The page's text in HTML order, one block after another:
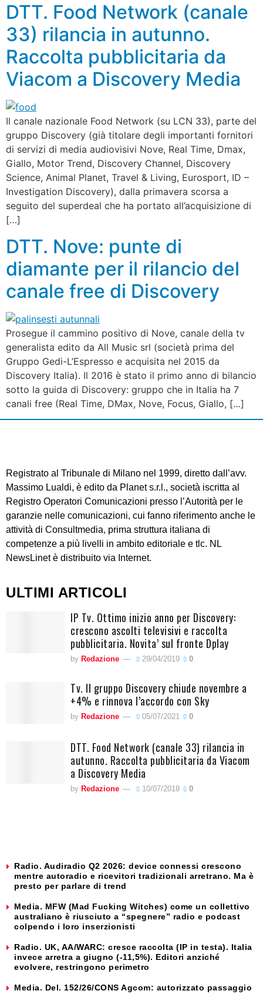
DTT. Food Network (canale
33) rilancia in autunno.
Raccolta pubblicitaria da
Viacom a Discovery Media
Il canale nazionale Food Network (su LCN 33), parte del
gruppo Discovery (già titolare degli importanti fornitori
di servizi di media audiovisivi Nove, Real Time, Dmax,
Giallo, Motor Trend, Discovery Channel, Discovery
Science, Animal Planet, Travel & Living, Eurosport, ID –
Investigation Discovery), dalla primavera scorsa a
seguito del superdeal che ha portato all’acquisizione di
[…]
DTT. Nove: punte di
diamante per il rilancio del
canale free di Discovery
Prosegue il cammino positivo di Nove, canale della tv
generalista edito da All Music srl (società prima del
Gruppo Gedi-L’Espresso e acquisita nel 2015 da
Discovery Italia). Il 2016 è stato il primo anno di bilancio
sotto la guida di Discovery: gruppo che in Italia ha 7
canali free (Real Time, DMax, Nove, Focus, Giallo, […]
Registrato al Tribunale di Milano nel 1999, diretto dall’avv.
Massimo Lualdi, è edito da Planet s.r.l., società iscritta al
Registro Operatori Comunicazioni presso l’Autorità per le
garanzie nelle comunicazioni, cui fanno riferimento anche le
attività di Consultmedia, prima struttura italiana di
competenze a più livelli in ambito editoriale e tlc. NL
NewsLinet è distribuito via Internet.
ULTIMI ARTICOLI
IP Tv. Ottimo inizio anno per Discovery:
crescono ascolti televisivi e raccolta
pubblicitaria. Novita’ sul fronte Dplay
by Redazione 29/04/2019 0
Tv. Il gruppo Discovery chiude novembre a
+4% e rinnova l’accordo con Sky
by Redazione 05/07/2021 0
DTT. Food Network (canale 33) rilancia in
autunno. Raccolta pubblicitaria da Viacom
a Discovery Media
by Redazione 10/07/2018 0
Radio. Audiradio Q2 2026: device connessi crescono
mentre autoradio e ricevitori tradizionali arretrano. Ma è
presto per parlare di trend
Media. MFW (Mad Fucking Witches) come un collettivo
australiano è riusciuto a “spegnere” radio e podcast
colpendo i loro inserzionisti
Radio. UK, AA/WARC: cresce raccolta (IP in testa). Italia
invece arretra a giugno (-11,5%). Editori anziché
evolvere, restringono perimetro
Media. Del. 152/26/CONS Agcom: autorizzato passaggio